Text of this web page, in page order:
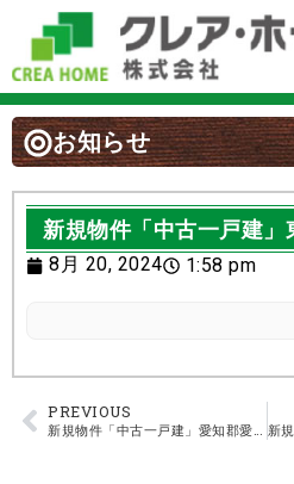
お知らせ
新規物件「中古一戸建」
8月 20, 2024 1:58 pm
PREVIOUS
新規物件「中古一戸建」愛知郡愛荘町栗田